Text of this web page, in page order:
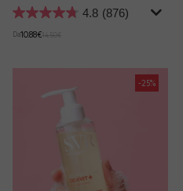
4.8 (876)
Da10.88€14.50€
-25%